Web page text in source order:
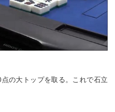
の大トップを取る。これで石立